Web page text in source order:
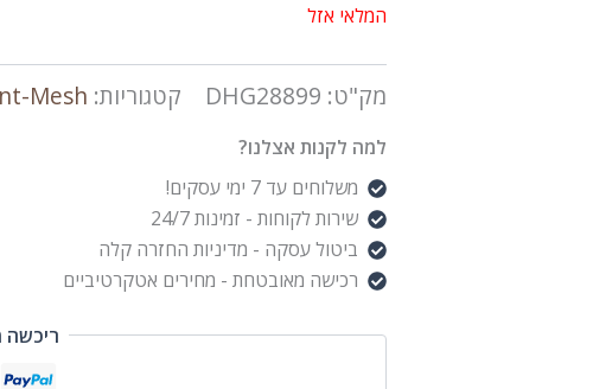
המלאי אזל
מק"ט: DHG28899 קטגוריות: Mesh
למה לקנות אצלנו?
משלוחים עד 7 ימי עסקים!
שירות לקוחות - זמינות 24/7
ביטול עסקה - מדיניות החזרה קלה
רכישה מאובטחת - מחירים אטקרטיביים